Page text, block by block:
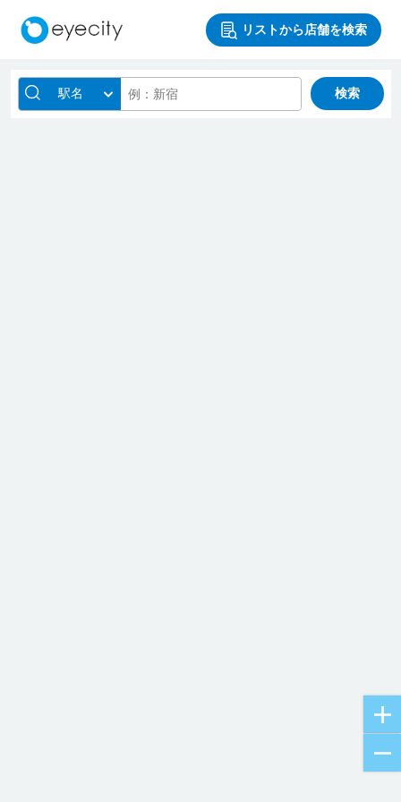
リストから店舗を検索
駅名 検索